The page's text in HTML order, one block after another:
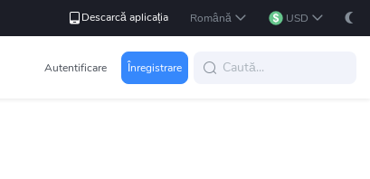
Descarcă aplicația Română USD
Autentificare Înregistrare